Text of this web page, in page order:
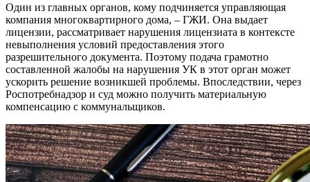
Один из главных органов, кому подчиняется управляющая
компания многоквартирного дома, – ГЖИ. Она выдает
лицензии, рассматривает нарушения лицензиата в контексте
невыполнения условий предоставления этого
разрешительного документа. Поэтому подача грамотно
составленной жалобы на нарушения УК в этот орган может
ускорить решение возникшей проблемы. Впоследствии, через
Роспотребнадзор и суд можно получить материальную
компенсацию с коммунальщиков.